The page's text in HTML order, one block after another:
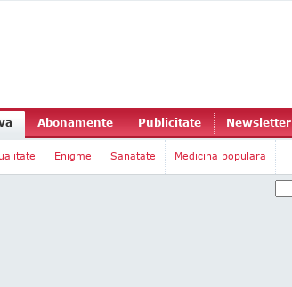
Abonamente Publicitate Newsletter
Enigme Sanatate Medicina populara